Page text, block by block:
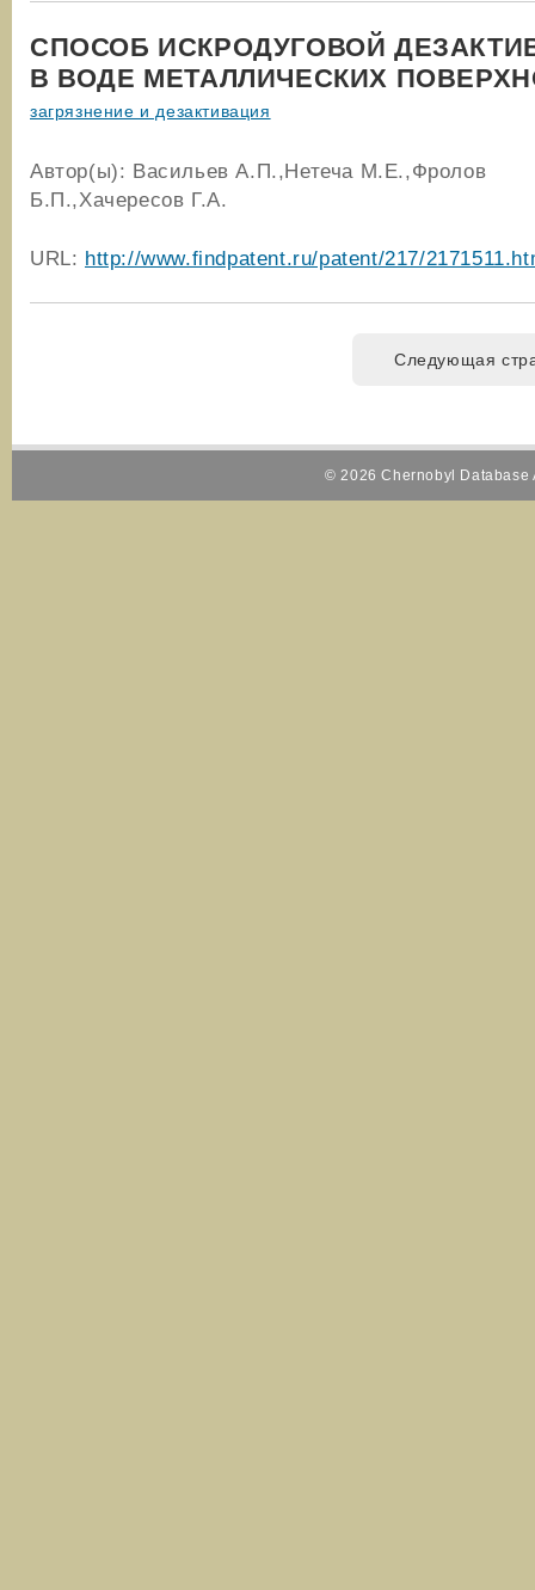
СПОСОБ ИСКРОДУГОВОЙ
В ВОДЕ МЕТАЛЛИЧЕСКИХ
загрязнение и дезактивация
Автор(ы): Васильев А.П.,Нетеча М.Е.,Фролов
Б.П.,Хачересов Г.А.
URL: http://www.findpatent.ru/patent/217/
Следующая
© 2026 Chernobyl